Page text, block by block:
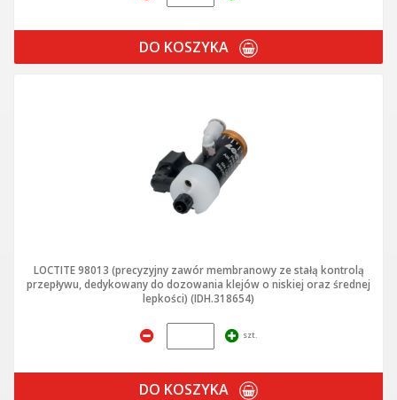
DO KOSZYKA
LOCTITE 98013 (precyzyjny zawór membranowy ze stałą kontrolą
przepływu, dedykowany do dozowania klejów o niskiej oraz średnej
lepkości) (IDH.318654)
szt.
DO KOSZYKA